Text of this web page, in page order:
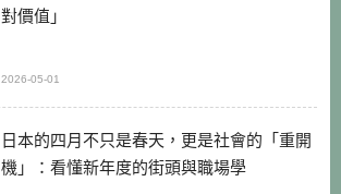
對價值」
2026-05-01
日本的四月不只是春天，更是社會的「重開
機」：看懂新年度的街頭與職場學